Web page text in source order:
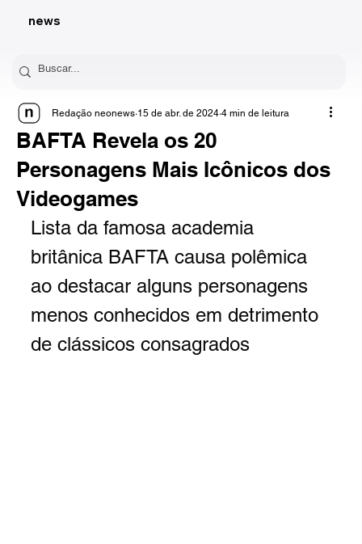
news
BAFTA Revela os 20
Personagens Mais Icônicos dos
Videogames
Redação neonews 15 de abr. de 2024 4 min de leitura
Lista da famosa academia
britânica BAFTA causa polêmica
ao destacar alguns personagens
menos conhecidos em detrimento
de clássicos consagrados